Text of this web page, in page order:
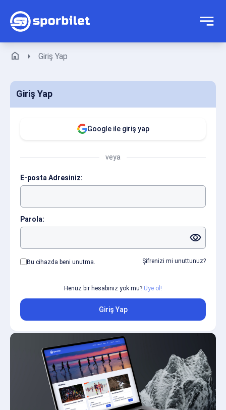
home arrow_right Giriş Yap
Giriş Yap
Google ile giriş yap
veya
E-posta Adresiniz:
Parola:
visibility
Bu cihazda beni unutma. Şifrenizi mi unuttunuz?
Henüz bir hesabınız yok mu? Üye ol!
Giriş Yap